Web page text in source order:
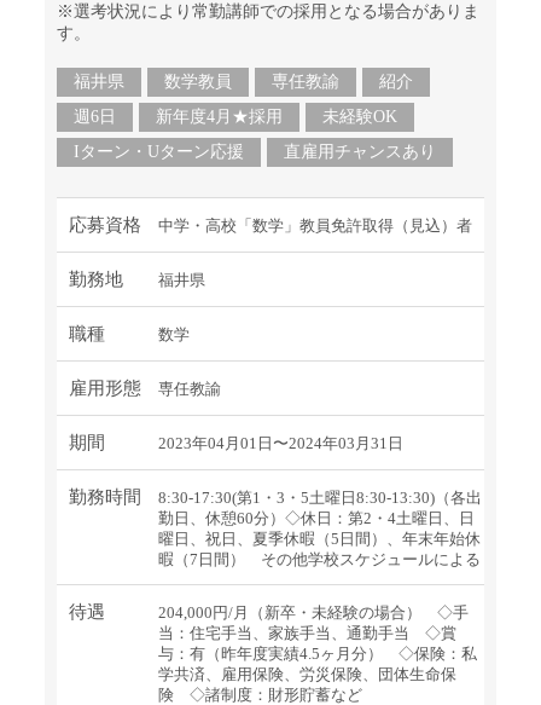
※選考状況により常勤講師での採用となる場合がありま
す。
福井県 数学教員 専任教諭
紹介
週6日
新年度4月★採用
未経験OK
Iターン・Uターン応援
直雇用チャンスあり
応募資格 中学・高校「数学」教員免許取得（見込）者
勤務地 福井県
職種 数学
雇用形態 専任教諭
期間 2023年04月01日〜2024年03月31日
勤務時間
8:30-17:30(第1・3・5土曜日8:30-13:30)（各出
勤日、休憩60分）◇休日：第2・4土曜日、日
曜日、祝日、夏季休暇（5日間）、年末年始休
暇（7日間） その他学校スケジュールによる
待遇
204,000円/月（新卒・未経験の場合） ◇手
当：住宅手当、家族手当、通勤手当 ◇賞
与：有（昨年度実績4.5ヶ月分） ◇保険：私
学共済、雇用保険、労災保険、団体生命保
険 ◇諸制度：財形貯蓄など